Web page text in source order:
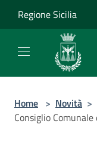
Regione Sicilia
Home > Novità >
Consiglio